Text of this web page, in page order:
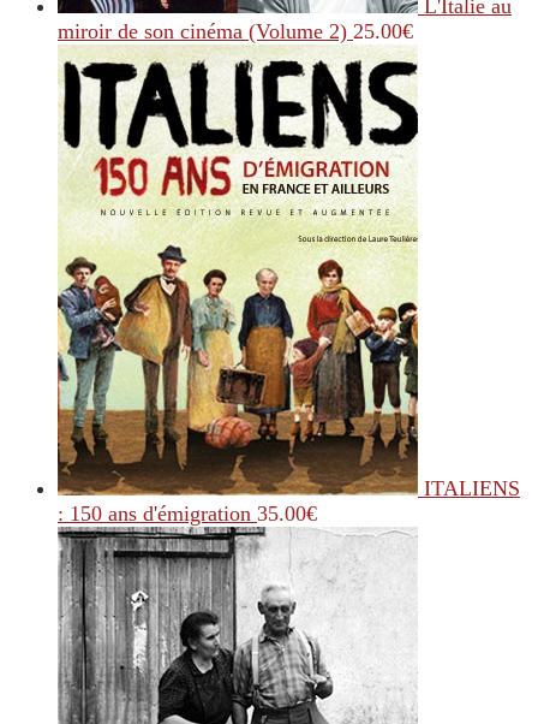
L'Italie au
miroir de son cinéma (Volume 2) 25.00€
ITALIENS
: 150 ans d'émigration 35.00€